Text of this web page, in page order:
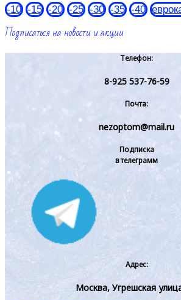
-10 -15 -20 -25 -30 -35 -40
Подписаться на новости и акции
Телефон:
8-925 537-76-59
Почта:
nezoptom@mail.ru
Подписка
в телеграмм
Адрес:
Москва, Угрешская